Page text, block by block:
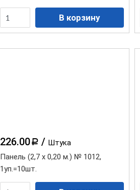
226.00 a / Штука
Панель (2,7 х 0,20 м.) № 1012,
1уп.=10шт.